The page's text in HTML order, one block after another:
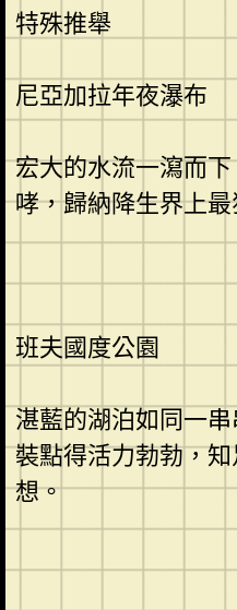
特殊推舉
尼亞加拉年夜瀑布
宏大的水流一瀉而
哮，歸納降生界上
班夫國度公園
湛藍的湖泊如同一
裝點得活力勃勃，
想。